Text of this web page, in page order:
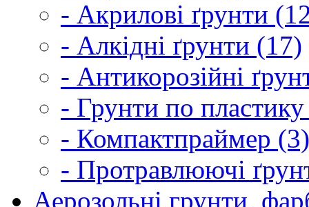
- Акрилові ґрунти
- Алкідні ґрунти (17)
- Антикорозійні
- Грунти по
- Компактпраймер (3)
- Протравлюючі
Аерозольні грунти,